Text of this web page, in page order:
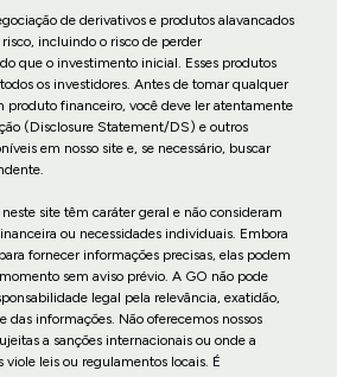
de derivativos e produtos alavancados
incluindo o risco de perder
que o investimento inicial. Esses produtos
os investidores. Antes de tomar qualquer
produto financeiro, você deve ler atentamente
(Disclosure Statement/DS) e outros
em nosso site e, se necessário, buscar
site têm caráter geral e não consideram
ou necessidades individuais. Embora
fornecer informações precisas, elas podem
sem aviso prévio. A GO não pode
legal pela relevância, exatidão,
informações. Não oferecemos nossos
a sanções internacionais ou onde a
viole leis ou regulamentos locais. É